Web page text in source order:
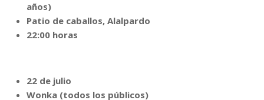
años)
Patio de caballos, Alalpardo
22:00 horas
22 de julio
Wonka (todos los públicos)